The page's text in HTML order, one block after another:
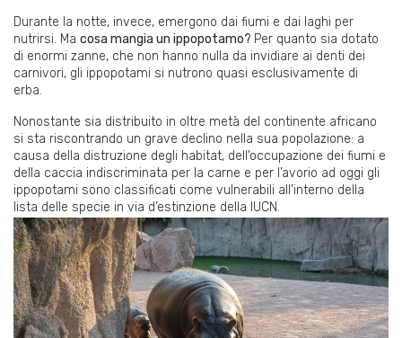
Durante la notte, invece, emergono dai fiumi e dai laghi per
nutrirsi. Ma cosa mangia un ippopotamo? Per quanto sia dotato
di enormi zanne, che non hanno nulla da invidiare ai denti dei
carnivori, gli ippopotami si nutrono quasi esclusivamente di
erba.
Nonostante sia distribuito in oltre metà del continente africano
si sta riscontrando un grave declino nella sua popolazione: a
causa della distruzione degli habitat, dell’occupazione dei fiumi e
della caccia indiscriminata per la carne e per l’avorio ad oggi gli
ippopotami sono classificati come vulnerabili all’interno della
lista delle specie in via d’estinzione della IUCN.